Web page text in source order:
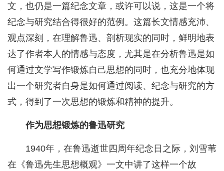
文，也仍是一篇纪念文章，或许可以说，这是一个将
纪念与研究结合得很好的范例。这篇长文情感充沛、
观点深刻，在理解鲁迅、剖析现实的同时，鲜明地表
达了作者本人的情感与态度，尤其是在分析鲁迅是如
何通过文学写作锻炼自己思想的同时，也充分地体现
出一个研究者自身是如何通过阅读、纪念与研究的方
式，得到了一次思想的锻炼和精神的提升。
作为思想锻炼的鲁迅研究
1940年，在鲁迅逝世四周年纪念日之际，刘雪苇
在《鲁迅先生思想概观》一文中讲了这样一个故